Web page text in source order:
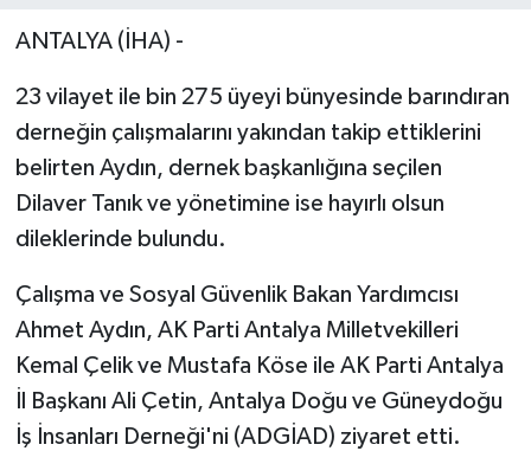
ANTALYA (İHA) -
23 vilayet ile bin 275 üyeyi bünyesinde barındıran
derneğin çalışmalarını yakından takip ettiklerini
belirten Aydın, dernek başkanlığına seçilen
Dilaver Tanık ve yönetimine ise hayırlı olsun
dileklerinde bulundu.
Çalışma ve Sosyal Güvenlik Bakan Yardımcısı
Ahmet Aydın, AK Parti Antalya Milletvekilleri
Kemal Çelik ve Mustafa Köse ile AK Parti Antalya
İl Başkanı Ali Çetin, Antalya Doğu ve Güneydoğu
İş İnsanları Derneği'ni (ADGİAD) ziyaret etti.